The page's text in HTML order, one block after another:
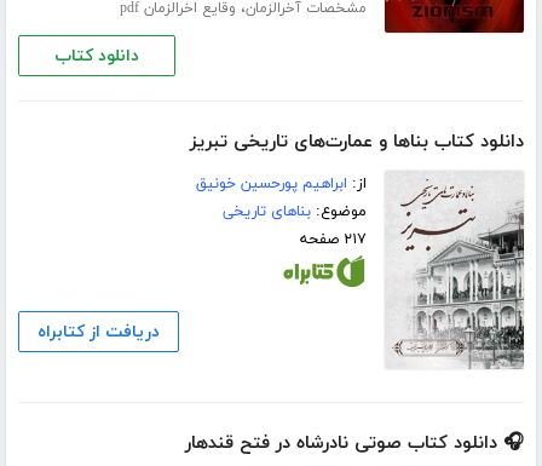
مشخصات آخرالزمان، وقایع اخرالزمان pdf
دانلود کتاب
دانلود کتاب بناها و عمارت‌های تاریخی تبریز
از: ابراهیم پورحسین خونیق
موضوع:بناهای تاریخی
۲۱۷ صفحه
دریافت از کتابراه
🎧 دانلود کتاب صوتی نادرشاه در فتح قندهار